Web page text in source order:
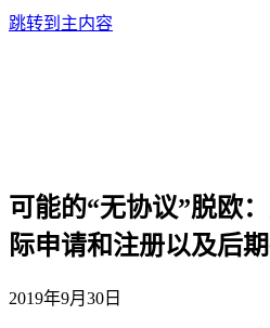
跳转到主内容
可能的“无协议”脱欧
际申请和注册以及后
2019年9月30日